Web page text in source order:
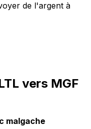
de l'argent à
vers MGF
malgache